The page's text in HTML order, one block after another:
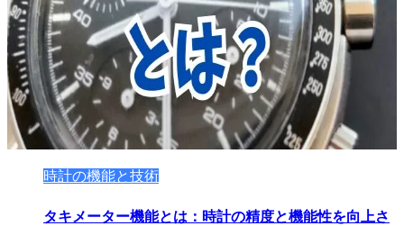
時計の機能と技術
タキメーター機能とは：時計の精度と機能性を向上さ